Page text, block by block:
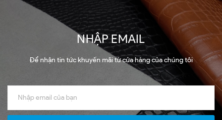
NHẬP EMAIL
Để nhận tin tức khuyến mãi từ cửa hàng của chúng tôi